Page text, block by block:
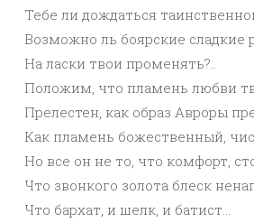
Тебе ли дождаться
Возможно ль боярские сладкие
На ласки твои променять?..
Положим, что пламень любви
Прелестен, как образ Авроры
Как пламень божественный,
Но все он не то, что комфорт,
Что звонкого золота блеск
Что бархат, и шелк, и батист…